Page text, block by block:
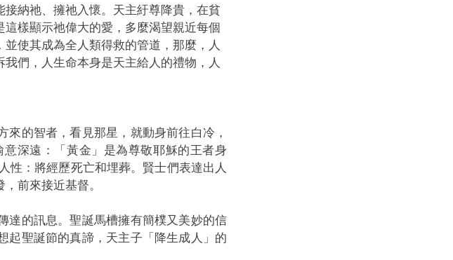
納祂、擁祂入懷。天主紆尊降貴，在貧
樣顯示祂偉大的愛，多麼渴望親近每個
使其成為全人類得救的管道，那麼，人
們，人生命本身是天主給人的禮物，人
的智者，看見那星，就動身前往白冷，
深遠：「黃金」是為尊敬耶穌的王者身
性：將經歷死亡和埋葬。賢士們表達出人
前來接近基督。
達的訊息。聖誕馬槽擁有簡樸又美妙的信
起聖誕節的真諦，天主子「降生成人」的